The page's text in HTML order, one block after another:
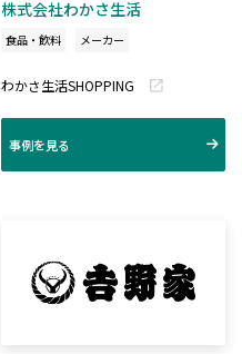
株式会社わかさ生活
食品・飲料 メーカー
わかさ生活SHOPPING
事例を見る